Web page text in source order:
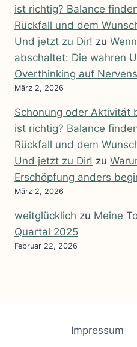
ist richtig? Balance
Rückfall und dem
Und jetzt zu Dir! zu
abschaltet: Die wahren
Overthinking auf
März 2, 2026
Schonung oder Aktivität
ist richtig? Balance
Rückfall und dem
Und jetzt zu Dir! zu
Erschöpfung anders
März 2, 2026
weitglücklich zu Meine
Quartal 2025
Februar 22, 2026
Impressum